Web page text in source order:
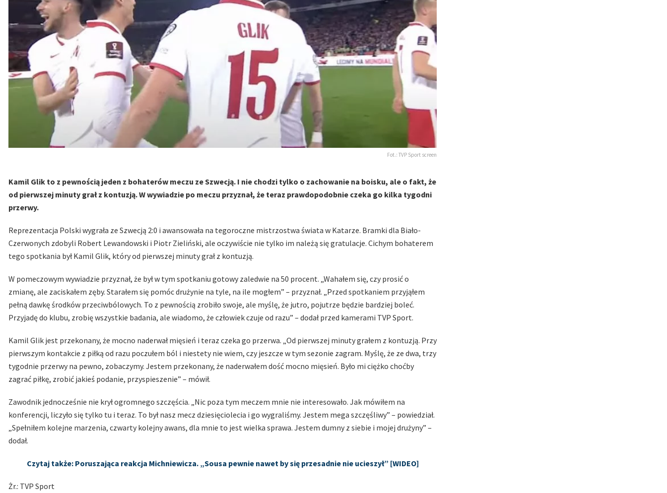
Fot.: TVP Sport screen
Kamil Glik to z pewnością jeden z bohaterów meczu ze Szwecją. I nie chodzi tylko o zachowanie na boisku, ale o fakt, że
od pierwszej minuty grał z kontuzją. W wywiadzie po meczu przyznał, że teraz prawdopodobnie czeka go kilka tygodni
przerwy.
Reprezentacja Polski wygrała ze Szwecją 2:0 i awansowała na tegoroczne mistrzostwa świata w Katarze. Bramki dla Biało-
Czerwonych zdobyli Robert Lewandowski i Piotr Zieliński, ale oczywiście nie tylko im należą się gratulacje. Cichym bohaterem
tego spotkania był Kamil Glik, który od pierwszej minuty grał z kontuzją.
W pomeczowym wywiadzie przyznał, że był w tym spotkaniu gotowy zaledwie na 50 procent. „Wahałem się, czy prosić o
zmianę, ale zaciskałem zęby. Starałem się pomóc drużynie na tyle, na ile mogłem” – przyznał. „Przed spotkaniem przyjąłem
pełną dawkę środków przeciwbólowych. To z pewnością zrobiło swoje, ale myślę, że jutro, pojutrze będzie bardziej boleć.
Przyjadę do klubu, zrobię wszystkie badania, ale wiadomo, że człowiek czuje od razu” – dodał przed kamerami TVP Sport.
Kamil Glik jest przekonany, że mocno naderwał mięsień i teraz czeka go przerwa. „Od pierwszej minuty grałem z kontuzją. Przy
pierwszym kontakcie z piłką od razu poczułem ból i niestety nie wiem, czy jeszcze w tym sezonie zagram. Myślę, że ze dwa, trzy
tygodnie przerwy na pewno, zobaczymy. Jestem przekonany, że naderwałem dość mocno mięsień. Było mi ciężko choćby
zagrać piłkę, zrobić jakieś podanie, przyspieszenie” – mówił.
Zawodnik jednocześnie nie krył ogromnego szczęścia. „Nic poza tym meczem mnie nie interesowało. Jak mówiłem na
konferencji, liczyło się tylko tu i teraz. To był nasz mecz dziesięciolecia i go wygraliśmy. Jestem mega szczęśliwy” – powiedział.
„Spełniłem kolejne marzenia, czwarty kolejny awans, dla mnie to jest wielka sprawa. Jestem dumny z siebie i mojej drużyny” –
dodał.
Czytaj także: Poruszająca reakcja Michniewicza. „Sousa pewnie nawet by się przesadnie nie ucieszył” [WIDEO]
Żr.: TVP Sport